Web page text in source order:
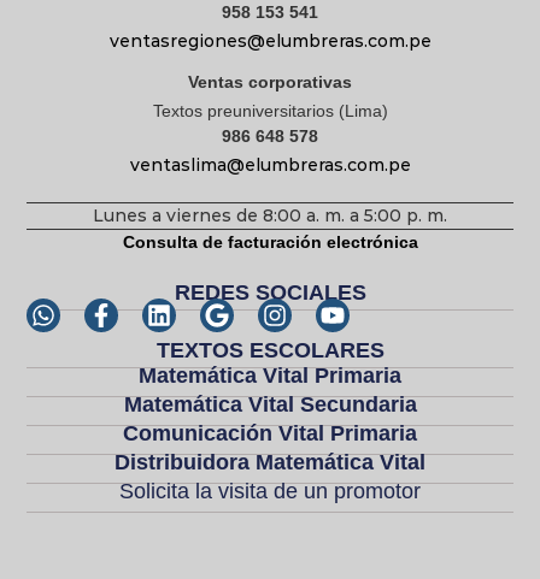
958 153 541
ventasregiones@elumbreras.com.pe
Ventas corporativas
Textos preuniversitarios (Lima)
986 648 578
ventaslima@elumbreras.com.pe
Lunes a viernes de 8:00 a. m. a 5:00 p. m.
Consulta de facturación electrónica
REDES SOCIALES
TEXTOS ESCOLARES
Matemática Vital Primaria
Matemática Vital Secundaria
Comunicación Vital Primaria
Distribuidora Matemática Vital
Solicita la visita de un promotor